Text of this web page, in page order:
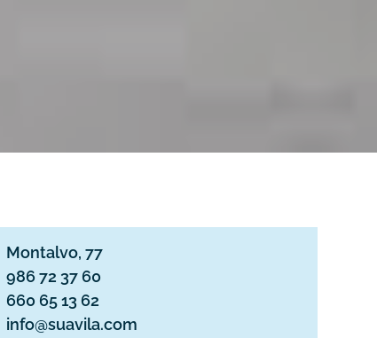
Montalvo, 77
986 72 37 60
660 65 13 62
info@suavila.com